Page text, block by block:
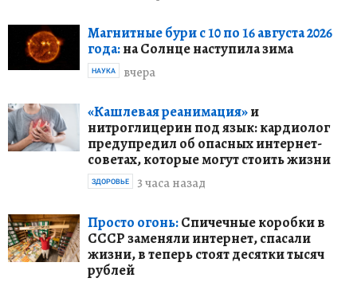
Магнитные бури с 10 по 16 августа 2026
года:на Солнце наступила зима
вчера
НАУКА
«Кашлевая реанимация»и
нитроглицерин под язык: кардиолог
предупредил об опасных интернет-
советах, которые могут стоить жизни
3 часа назад
ЗДОРОВЬЕ
Просто огонь:Спичечные коробки в
СССР заменяли интернет, спасали
жизни, в теперь стоят десятки тысяч
рублей